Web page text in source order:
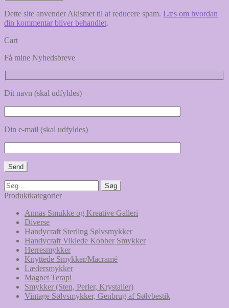
Dette site anvender Akismet til at reducere spam. Læs om hvordan
din kommentar bliver behandlet.
Cart
Få mine Nyhedsbreve
Dit navn (skal udfyldes)
Din e-mail (skal udfyldes)
Søg
efter:
Produktkategorier
Annas Smukke og Kreative Galleri
Diverse
Handycraft Sterling Sølvsmykker
Handycraft Viklede Kobber Smykker
Herresmykker
Knyttede Smykker/Macramé
Lædersmykker
Magnet Terapi
Smykker (Sten, Perler, Krystaller)
Vintage Sølvsmykker, Genbrug af Sølvbestik